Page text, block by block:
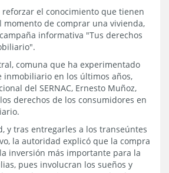
reforzar el conocimiento que tienen
momento de comprar una vivienda,
informativa "Tus derechos
comuna que ha experimentado
inmobiliario en los últimos años,
del SERNAC, Ernesto Muñoz,
derechos de los consumidores en
y tras entregarles a los transeúntes
la autoridad explicó que la compra
inversión más importante para la
pues involucran los sueños y